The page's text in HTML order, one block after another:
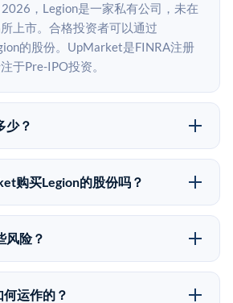
，Legion是一家私有公司，未在
上市。合格投资者可以通过
的股份。UpMarket是FINRA注册
于Pre-IPO投资。
少？
，因为它是一家私有公司。最近的
一轮融资。 二级市场上的Pre-IPO
购买Legion的股份吗？
以通过填写本页表单或在
户来表达对Legion股份的投资意向。
是FINRA注册的经纪交易商，
超过5亿美元的另类投资。
风险？
大风险。Legion的股份流动性低，意
以快速出售。不存在确定的退出时
运作的？